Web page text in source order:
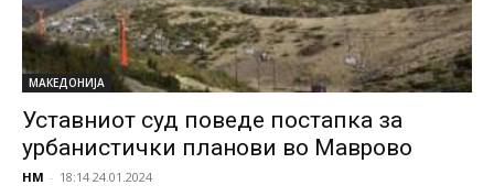
МАКЕДОНИЈА
Уставниот суд поведе постапка за
урбанистички планови во Маврово
НМ - 18:14 24.01.2024